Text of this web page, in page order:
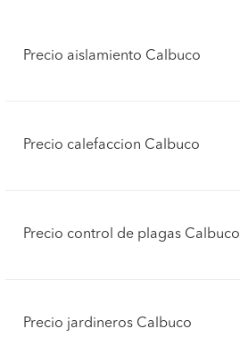
Precio aislamiento Calbuco
Precio calefaccion Calbuco
Precio control de plagas Calbuco
Precio jardineros Calbuco